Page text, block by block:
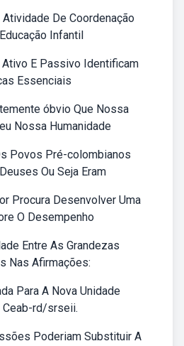
De Coordenação
Infantil
E Passivo Identificam
Essenciais
óbvio Que Nossa
Nossa Humanidade
Povos Pré-colombianos
Ou Seja Eram
Procura Desenvolver Uma
O Desempenho
Entre As Grandezas
Nas Afirmações:
Para A Nova Unidade
Ceab-rd/srseii.
Poderiam Substituir A